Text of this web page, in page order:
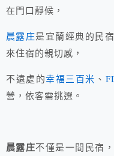
在門口靜候，
晨露庄是宜蘭經典的民
來住宿的親切感，
不遠處的幸福三百米 、
營，依客需挑選。
晨露庄不僅是一間民宿